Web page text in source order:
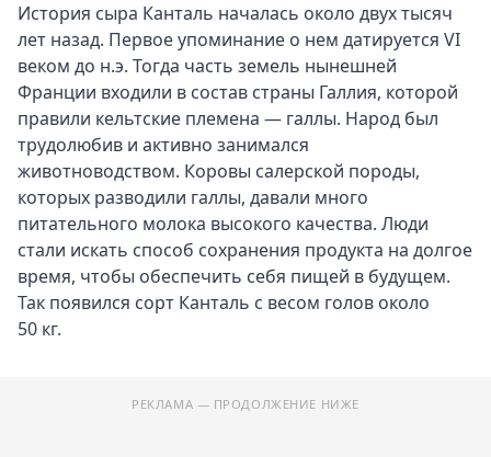
Польза и вред сыра
Противопоказания к употреблению сорта
Что приготовить из Канталя
Какое вино подходит к сыру
История сыра Канталь началась около двух тысяч
лет назад. Первое упоминание о нем датируется VI
веком до н.э. Тогда часть земель нынешней
Франции входили в состав страны Галлия, которой
правили кельтские племена — галлы. Народ был
трудолюбив и активно занимался
животноводством. Коровы салерской породы,
которых разводили галлы, давали много
питательного молока высокого качества. Люди
стали искать способ сохранения продукта на долгое
время, чтобы обеспечить себя пищей в будущем.
Так появился сорт Канталь с весом голов около
50 кг.
РЕКЛАМА — ПРОДОЛЖЕНИЕ НИЖЕ